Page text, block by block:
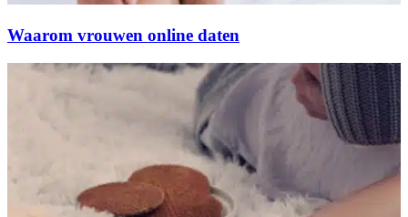
Waarom vrouwen online daten